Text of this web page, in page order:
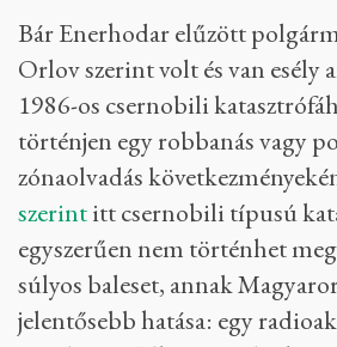
„A legalapvetőbb szabályokat
folyamatban, mind fizikai
nukleáris biztonsági szempontból
helyzetet hoztak létre
– tette
Ijesztő, hogy az oroszok
haditechnikát vittek az erőmű
balesetveszélyes. A létesítményt
nem méretezték, így az
kívüli állapotba került.”